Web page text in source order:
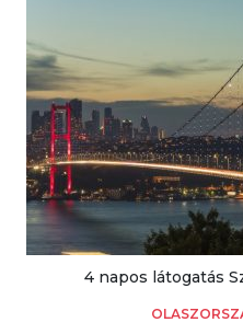
4 napos látogatás